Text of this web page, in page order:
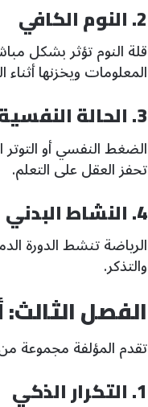
2. النوم الكافي
قلة النوم تؤثر بشكل
المعلومات ويخزنها أثناء
3. الحالة النفسية
الضغط النفسي أو
تحفز العقل على التعلم.
4. النشاط البدني
الرياضة تنشط الدورة
والتذكر.
الفصل
تقدم المؤلفة مجموعة من
1. التكرار الذكي